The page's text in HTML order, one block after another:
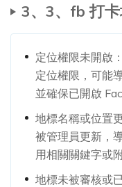
3、3、fb 打
定位權限未開啟
定位權限，可能
並確保已開啟
地標名稱或位置
被管理員更新，
用相關關鍵字或
地標未被審核或